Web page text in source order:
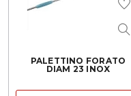
PALETTINO FORATO
DIAM 23 INOX